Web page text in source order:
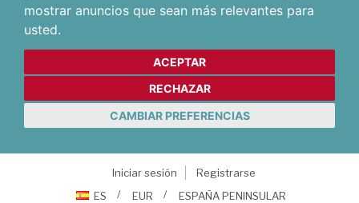
mostrar anuncios que sean más relevantes para
usted.
ACEPTAR
RECHAZAR
CAMBIAR PREFERENCIAS
Iniciar sesión
Registrarse
ES
EUR ESPAÑA PENINSULAR